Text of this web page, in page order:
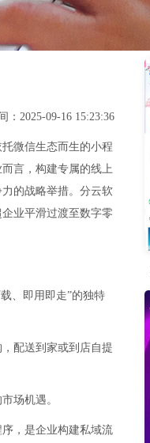
：2025-09-16 15:23:36
微信生态而生的小程
言，构建专属的线上
的战略举措。分云软
业平滑过渡至数字零
、即用即走”的独特
配送到家或到店自提
场机遇。
，是企业构建私域流